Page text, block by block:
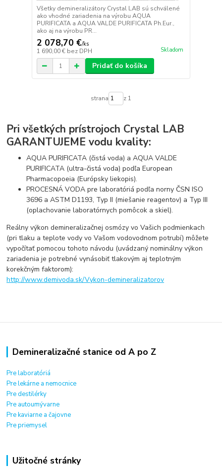
Všetky demineralizátory Crystal LAB sú schválené
ako vhodné zariadenia na výrobu AQUA
PURIFICATA a AQUA VALDE PURIFICATA Ph.Eur.,
ako aj na výrobu PR...
2 078,70 €/ks
1 690,00 € bez DPH Skladom
Pridať do košíka
strana z 1
Pri všetkých prístrojoch Crystal LAB
GARANTUJEME vodu kvality:
AQUA PURIFICATA (čistá voda) a AQUA VALDE
PURIFICATA (ultra-čistá voda) podľa European
Pharmacopoeia (Európsky liekopis).
PROCESNÁ VODA pre laboratóriá podľa norny ČSN ISO
3696 a ASTM D1193, Typ II (miešanie reagentov) a Typ III
(oplachovanie laboratórnych pomôcok a skiel).
Reálny výkon demineralizačnej osmózy vo Vašich podmienkach
(pri tlaku a teplote vody vo Vašom vodovodnom potrubí) môžete
vypočítať pomocou tohoto návodu (uvádzaný nominálny výkon
zariadenia je potrebné vynásobiť tlakovým aj teplotným
korekčným faktorom):
http://www.demivoda.sk/Vykon-demineralizatorov
Demineralizačné stanice od A po Z
Pre laboratóriá
Pre lekárne a nemocnice
Pre destilérky
Pre autoumývarne
Pre kaviarne a čajovne
Pre priemysel
Užitočné stránky